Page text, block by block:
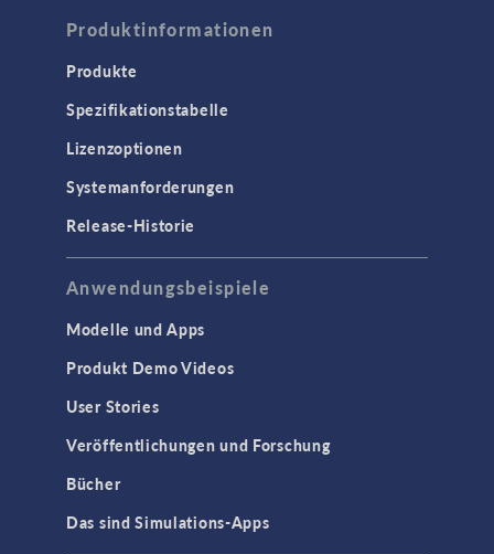
Produktinformationen
Produkte
Spezifikationstabelle
Lizenzoptionen
Systemanforderungen
Release-Historie
Anwendungsbeispiele
Modelle und Apps
Produkt Demo Videos
User Stories
Veröffentlichungen und Forschung
Bücher
Das sind Simulations-Apps